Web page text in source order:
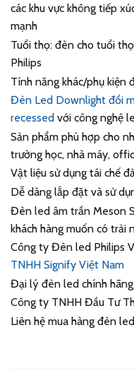
các khu vực không tiếp
mạnh
Tuổi thọ: đèn cho tuổi
Philips
Tính năng khác/phụ kiện
Đèn Led Downlight đổi
recessed với công nghệ
Sản phẩm phù hợp cho
trường học, nhà máy,
Vật liệu sử dụng tái chế
Dễ dàng lắp đặt và sử
Đèn led âm trần Meson
khách hàng muốn có trải
Công ty Đèn led Philips
TNHH Signify Việt Nam
Đại lý đèn led chính
Công ty TNHH Đầu Tư
Liên hệ mua hàng đèn